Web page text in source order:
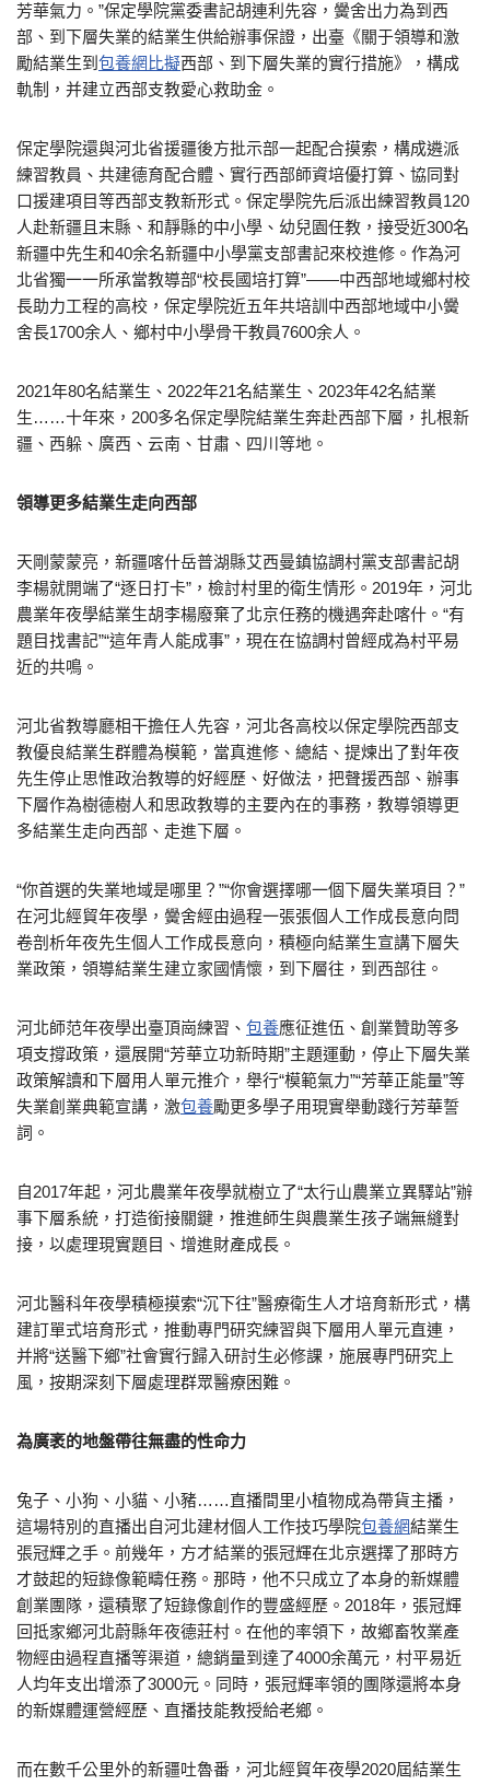
芳華氣力。”保定學院黨委書記胡連利先容，黌舍出力為到西
部、到下層失業的結業生供給辦事保證，出臺《關于領導和激
勵結業生到 包養網比擬西部、到下層失業的實行措施》，構成
軌制，并建立西部支教愛心救助金。
保定學院還與河北省援疆後方批示部一起配合摸索，構成遴派
練習教員、共建德育配合體、實行西部師資培優打算、協同對
口援建項目等西部支教新形式。保定學院先后派出練習教員120
人赴新疆且末縣、和靜縣的中小學、幼兒園任教，接受近300名
新疆中先生和40余名新疆中小學黨支部書記來校進修。作為河
北省獨一一所承當教導部“校長國培打算”——中西部地域鄉村校
長助力工程的高校，保定學院近五年共培訓中西部地域中小黌
舍長1700余人、鄉村中小學骨干教員7600余人。
2021年80名結業生、2022年21名結業生、2023年42名結業
生……十年來，200多名保定學院結業生奔赴西部下層，扎根新
疆、西躲、廣西、云南、甘肅、四川等地。
領導更多結業生走向西部
天剛蒙蒙亮，新疆喀什岳普湖縣艾西曼鎮協調村黨支部書記胡
李楊就開端了“逐日打卡”，檢討村里的衛生情形。2019年，河北
農業年夜學結業生胡李楊廢棄了北京任務的機遇奔赴喀什。“有
題目找書記”“這年青人能成事”，現在在協調村曾經成為村平易
近的共鳴。
河北省教導廳相干擔任人先容，河北各高校以保定學院西部支
教優良結業生群體為模範，當真進修、總結、提煉出了對年夜
先生停止思惟政治教導的好經歷、好做法，把聲援西部、辦事
下層作為樹德樹人和思政教導的主要內在的事務，教導領導更
多結業生走向西部、走進下層。
“你首選的失業地域是哪里？”“你會選擇哪一個下層失業項目？”
在河北經貿年夜學，黌舍經由過程一張張個人工作成長意向問
卷剖析年夜先生個人工作成長意向，積極向結業生宣講下層失
業政策，領導結業生建立家國情懷，到下層往，到西部往。
河北師范年夜學出臺頂崗練習、 包養應征進伍、創業贊助等多
項支撐政策，還展開“芳華立功新時期”主題運動，停止下層失業
政策解讀和下層用人單元推介，舉行“模範氣力”“芳華正能量”等
失業創業典範宣講，激包養勵更多學子用現實舉動踐行芳華誓
詞。
自2017年起，河北農業年夜學就樹立了“太行山農業立異驛站”辦
事下層系統，打造銜接關鍵，推進師生與農業生孩子端無縫對
接，以處理現實題目、增進財產成長。
河北醫科年夜學積極摸索“沉下往”醫療衛生人才培育新形式，構
建訂單式培育形式，推動專門研究練習與下層用人單元直連，
并將“送醫下鄉”社會實行歸入研討生必修課，施展專門研究上
風，按期深刻下層處理群眾醫療困難。
為廣袤的地盤帶往無盡的性命力
兔子、小狗、小貓、小豬……直播間里小植物成為帶貨主播，
這場特別的直播出自河北建材個人工作技巧學院包養網結業生
張冠輝之手。前幾年，方才結業的張冠輝在北京選擇了那時方
才鼓起的短錄像範疇任務。那時，他不只成立了本身的新媒體
創業團隊，還積聚了短錄像創作的豐盛經歷。2018年，張冠輝
回抵家鄉河北蔚縣年夜德莊村。在他的率領下，故鄉畜牧業產
物經由過程直播等渠道，總銷量到達了4000余萬元，村平易近
人均年支出增添了3000元。同時，張冠輝率領的團隊還將本身
的新媒體運營經歷、直播技能教授給老鄉。
而在數千公里外的新疆吐魯番，河北經貿年夜學2020屆結業生